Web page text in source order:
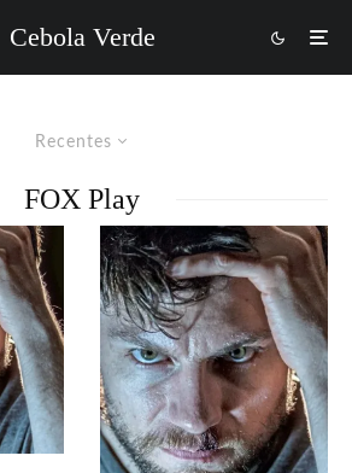
Cebola Verde
Recentes
FOX Play